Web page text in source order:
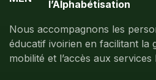
l’Alphabétisation
Nous accompagnons les
éducatif ivoirien en facilitant la
mobilité et l’accès aux services